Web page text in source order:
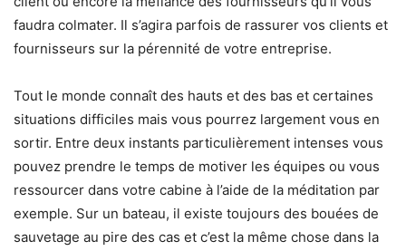
faudra colmater. Il s’agira parfois de rassurer vos clients et
fournisseurs sur la pérennité de votre entreprise.
Tout le monde connaît des hauts et des bas et certaines
situations difficiles mais vous pourrez largement vous en
sortir. Entre deux instants particulièrement intenses vous
pouvez prendre le temps de motiver les équipes ou vous
ressourcer dans votre cabine à l’aide de la méditation par
exemple. Sur un bateau, il existe toujours des bouées de
sauvetage au pire des cas et c’est la même chose dans la